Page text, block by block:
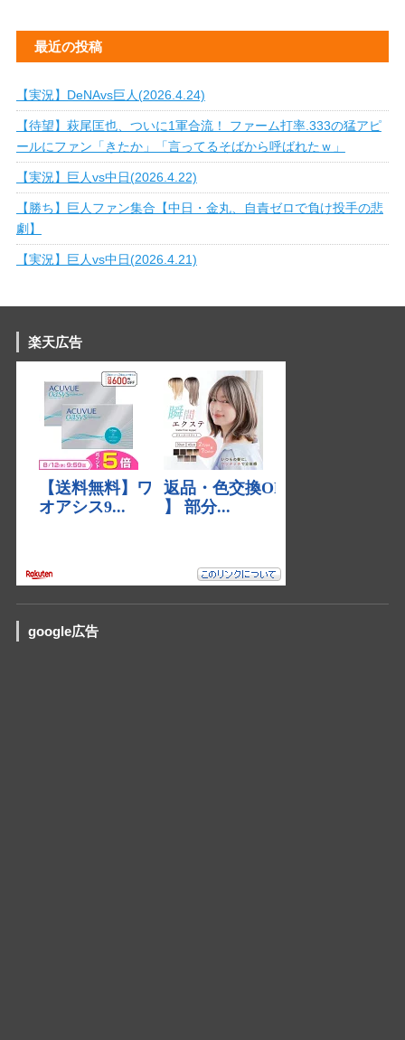
最近の投稿
【実況】DeNAvs巨人(2026.4.24)
【待望】萩尾匡也、ついに1軍合流！ ファーム打率.333の猛アピ
ールにファン「きたか」「言ってるそばから呼ばれたｗ」
【実況】巨人vs中日(2026.4.22)
【勝ち】巨人ファン集合【中日・金丸、自責ゼロで負け投手の悲
劇】
【実況】巨人vs中日(2026.4.21)
楽天広告
google広告